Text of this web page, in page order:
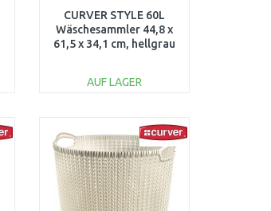
CURVER STYLE 60L
Wäschesammler 44,8 x
61,5 x 34,1 cm, hellgrau
AUF LAGER
Vergleichen